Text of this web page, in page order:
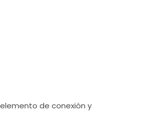
de conexión y